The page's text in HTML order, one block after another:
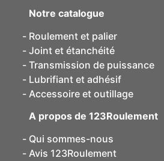
Notre catalogue
Roulement et palier
Joint et étanchéité
Transmission de puissance
Lubrifiant et adhésif
Accessoire et outillage
A propos de 123Roulement
Qui sommes-nous
Avis 123Roulement